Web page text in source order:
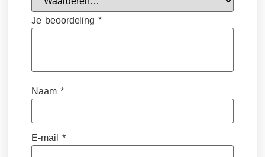
Je beoordeling *
Naam *
E-mail *